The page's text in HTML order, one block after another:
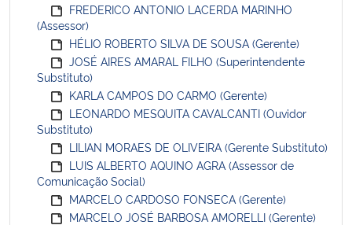
FREDERICO ANTONIO LACERDA MARINHO
(Assessor)
HÉLIO ROBERTO SILVA DE SOUSA (Gerente)
JOSÉ AIRES AMARAL FILHO (Superintendente
Substituto)
KARLA CAMPOS DO CARMO (Gerente)
LEONARDO MESQUITA CAVALCANTI (Ouvidor
Substituto)
LILIAN MORAES DE OLIVEIRA (Gerente Substituto)
LUIS ALBERTO AQUINO AGRA (Assessor de
Comunicação Social)
MARCELO CARDOSO FONSECA (Gerente)
MARCELO JOSÉ BARBOSA AMORELLI (Gerente)